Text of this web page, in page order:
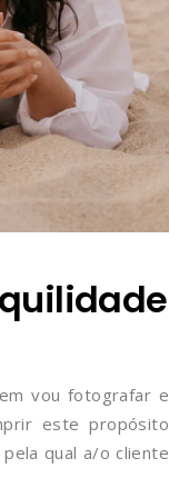
vou fotografar e
este propósito
qual a/o cliente